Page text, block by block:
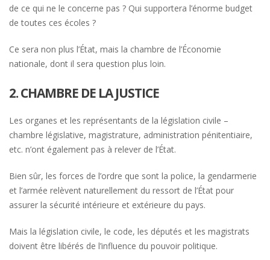
de ce qui ne le concerne pas ? Qui supportera l’énorme budget
de toutes ces écoles ?
Ce sera non plus l’État, mais la chambre de l’Économie
nationale, dont il sera question plus loin.
2. CHAMBRE DE LA JUSTICE
Les organes et les représentants de la législation civile –
chambre législative, magistrature, administration pénitentiaire,
etc. n’ont également pas à relever de l’État.
Bien sûr, les forces de l’ordre que sont la police, la gendarmerie
et l’armée relèvent naturellement du ressort de l’État pour
assurer la sécurité intérieure et extérieure du pays.
Mais la législation civile, le code, les députés et les magistrats
doivent être libérés de l’influence du pouvoir politique.